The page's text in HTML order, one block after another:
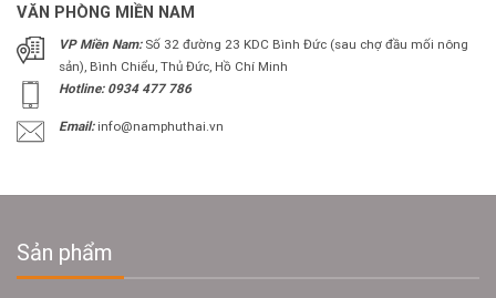
VĂN PHÒNG MIỀN NAM
VP Miền Nam:Số 32 đường 23 KDC Bình Đức (sau chợ đầu mối nông
sản), Bình Chiểu, Thủ Đức, Hồ Chí Minh
Hotline: 0934 477 786
Email:info@namphuthai.vn
Sản phẩm